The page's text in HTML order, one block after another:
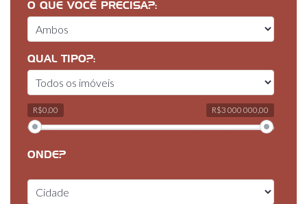
O QUE VOCÊ PRECISA?:
QUAL TIPO?:
R$0,00 R$3 000 000,00
ONDE?